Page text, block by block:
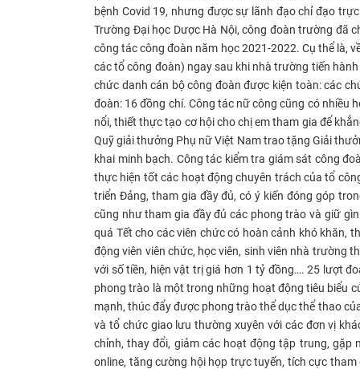
bệnh Covid 19, nhưng được sự lãnh đạo chỉ đạo
Trường Đại học Dược Hà Nội, công đoàn trường đã
công tác công đoàn năm học 2021-2022. Cụ thể là,
các tổ công đoàn) ngay sau khi nhà trường tiến
chức danh cán bộ công đoàn được kiện toàn: các
đoàn: 16 đồng chí. Công tác nữ công cũng có nhiều
nổi, thiết thực tạo cơ hội cho chị em tham gia để
Quỹ giải thưởng Phụ nữ Việt Nam trao tặng Giải
khai minh bạch. Công tác kiểm tra giám sát công
thực hiện tốt các hoạt động chuyên trách của tổ
triển Đảng, tham gia đầy đủ, có ý kiến đóng góp
cũng như tham gia đầy đủ các phong trào và giữ
quá Tết cho các viên chức có hoàn cảnh khó khăn,
động viên viên chức, học viên, sinh viên nhà trường
với số tiền, hiện vật trị giá hơn 1 tỷ đồng…. 25 lượt
phong trào là một trong những hoạt động tiêu biểu
mạnh, thúc đẩy được phong trào thể dục thể thao
và tổ chức giao lưu thường xuyên với các đơn vị
chỉnh, thay đổi, giảm các hoạt động tập trung,
online, tăng cường hội họp trực tuyến, tích cực